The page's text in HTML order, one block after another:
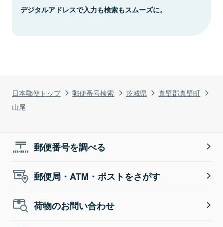
日本郵便トップ 郵便番号検索 茨城県
真壁郡真壁町
山尾
デジタルアドレスで入力も検索もスムーズに。
郵便番号を調べる
郵便局・ATM・ポストをさがす
荷物のお問い合わせ